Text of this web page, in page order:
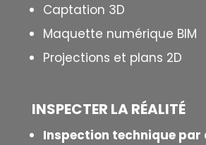
Captation 3D
Maquette numérique BIM
Projections et plans 2D
INSPECTER LA RÉALITÉ
Inspection technique par